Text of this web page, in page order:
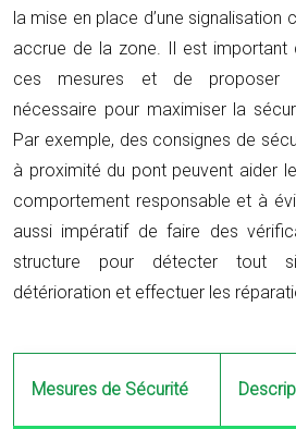
la mise en place d’une signalisation
accrue de la zone. Il est important
ces mesures et de proposer
nécessaire pour maximiser la
Par exemple, des consignes de
à proximité du pont peuvent aider
comportement responsable et à
aussi impératif de faire des
structure pour détecter tout
détérioration et effectuer les
Mesures de Sécurité